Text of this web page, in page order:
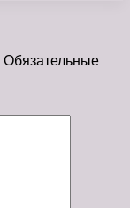
Обязательные